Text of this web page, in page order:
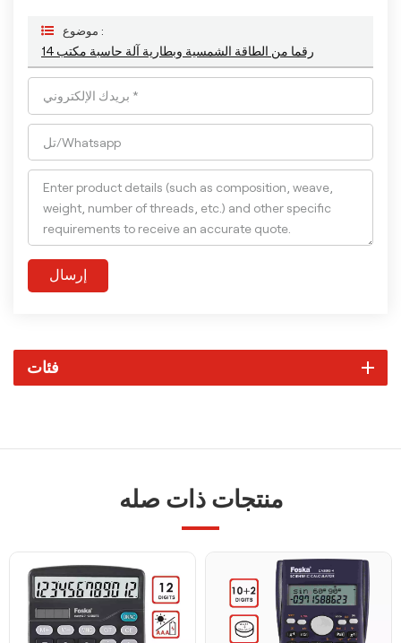
موضوع :
14 رقما من الطاقة الشمسية وبطارية آلة حاسبة مكتب
إرسال
فئات
منتجات ذات صله